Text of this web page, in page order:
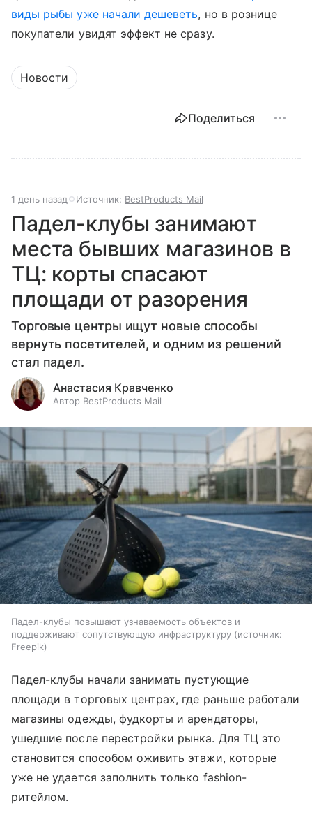
виды рыбы уже начали дешеветь, но в рознице
покупатели увидят эффект не сразу.
Новости
Поделиться
1 день назад Источник: BestProducts Mail
Падел-клубы занимают
места бывших магазинов в
ТЦ: корты спасают
площади от разорения
Торговые центры ищут новые способы
вернуть посетителей, и одним из решений
стал падел.
Анастасия Кравченко
Автор BestProducts Mail
Падел-клубы повышают узнаваемость объектов и
поддерживают сопутствующую инфраструктуру
источник:
Freepik
Падел-клубы начали занимать пустующие
площади в торговых центрах, где раньше работали
магазины одежды, фудкорты и арендаторы,
ушедшие после перестройки рынка. Для ТЦ это
становится способом оживить этажи, которые
уже не удается заполнить только fashion-
ритейлом.